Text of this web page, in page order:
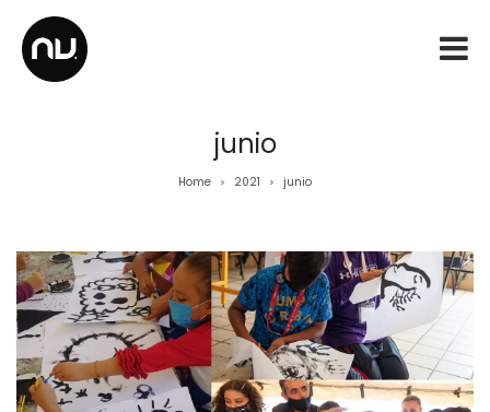
junio
Home > 2021 > junio